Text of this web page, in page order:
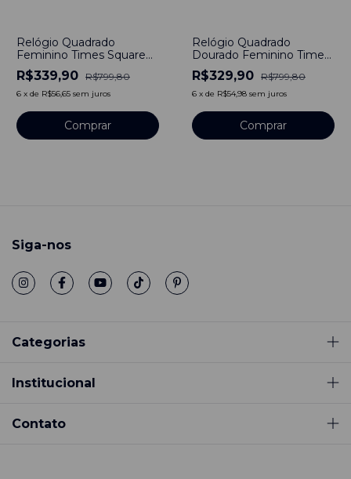
Relógio Quadrado
Feminino Times Square
Bicolor Line Aço
Inoxidável Banho em
Titânio
R$339,90 R$799,80
6 x de R$56,65 sem juros
Comprar
Relógio Quadrado
Dourado Feminino Times
Square Line Gold Aço
Inoxidável Banho em
Titânio
R$329,90 R$799,80
6 x de R$54,98 sem juros
Comprar
Siga-nos
Categorias
Institucional
Contato